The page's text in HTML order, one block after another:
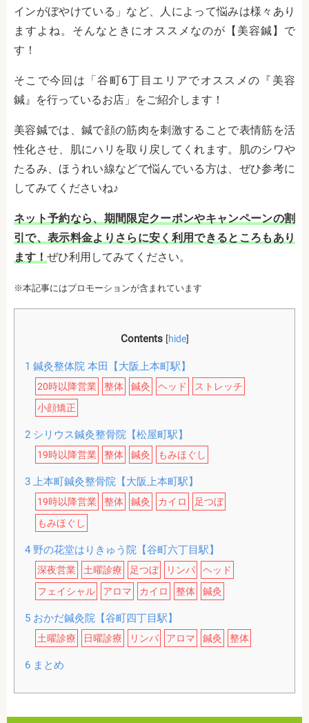
インがぼやけている」など、人によって悩みは様々あり
ますよね。そんなときにオススメなのが【美容鍼】で
す！
そこで今回は「谷町6丁目エリアでオススメの『美容
鍼』を行っているお店」をご紹介します！
美容鍼では、鍼で顔の筋肉を刺激することで表情筋を活
性化させ、肌にハリを取り戻してくれます。肌のシワや
たるみ、ほうれい線などで悩んでいる方は、ぜひ参考に
してみてくださいね♪
ネット予約なら、期間限定クーポンやキャンペーンの割
引で、表示料金よりさらに安く利用できるところもあり
ます！ ぜひ利用してみてください。
※本記事にはプロモーションが含まれています
Contents [hide]
1 鍼灸整体院 本田【大阪上本町駅】
20時以降営業 整体 鍼灸 ヘッド
ストレッチ
小顔矯正
2シリウス鍼灸整骨院【松屋町駅】
19時以降営業 整体 鍼灸 もみほぐし
3上本町鍼灸整骨院【大阪上本町駅】
19時以降営業 整体 鍼灸 カイロ
足つぼ
もみほぐし
4野の花堂はりきゅう院【谷町六丁目駅】
深夜営業 土曜診療 足つぼ リンパ
ヘッド
フェイシャル
アロマ カイロ 整体 鍼灸
5おかだ鍼灸院【谷町四丁目駅】
土曜診療 日曜診療 リンパ アロマ 鍼灸 整体
6まとめ